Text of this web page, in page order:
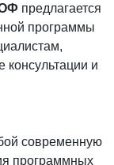
предлагается
программы
консультации и
современную
программных